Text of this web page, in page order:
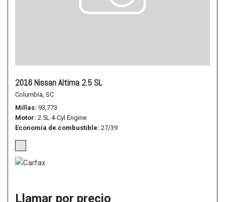
2016 Nissan Altima 2.5 SL
Columbia, SC
Millas 93,773
Motor 2.5L 4-Cyl Engine
Economía de combustible 27/39
Llamar por precio